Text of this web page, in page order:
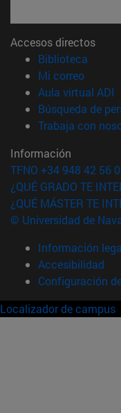
Accesos directos
Biblioteca
Mi correo(abre
Aula virtual ADI
Búsqueda de
Trabaja con
Información
TFNO +34 948 42 56
¿QUÉ GRADO TE
¿QUÉ MÁSTER TE
© Universidad de
Información
Accesibilidad
Configuración
Localizador de campus